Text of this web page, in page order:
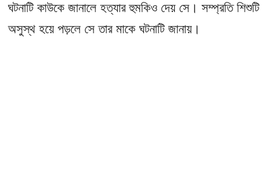
ঘটনাটি কাউকে জানালে হত্যার হুমকিও দেয় সে। সম্প্রতি শিশুটি
অসুস্থ হয়ে পড়লে সে তার মাকে ঘটনাটি জানায়।